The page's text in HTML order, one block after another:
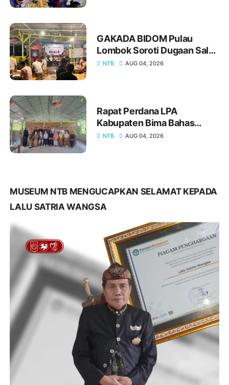
GAKADA BIDOM Pulau
Lombok Soroti Dugaan Salah
Diagnosis dan Sistem
NTB AUG 04, 2026
Rapat Perdana LPA
Kabupaten Bima Bahas
Penguatan Kepengurusan,
NTB AUG 04, 2026
MUSEUM NTB MENGUCAPKAN SELAMAT KEPADA
LALU SATRIA WANGSA